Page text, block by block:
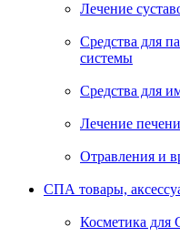
Лечение
Средства для
системы
Средства для
Лечение
Отравления и
СПА товары,
Косметика для